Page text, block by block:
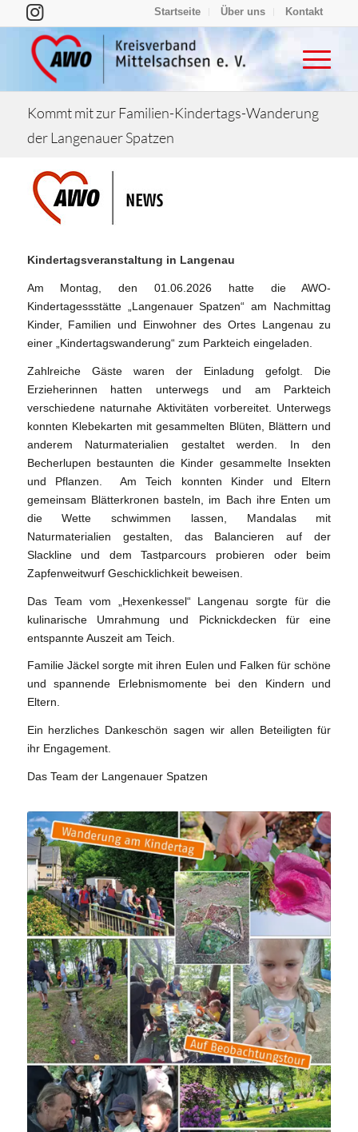
Startseite Über uns Kontakt
Kommt mit zur Familien-Kindertags-Wanderung
der Langenauer Spatzen
Kindertagsveranstaltung in Langenau
Am Montag, den 01.06.2026 hatte die AWO-
Kindertagessstätte „Langenauer Spatzen“ am Nachmittag
Kinder, Familien und Einwohner des Ortes Langenau zu
einer „Kindertagswanderung“ zum Parkteich eingeladen.
Zahlreiche Gäste waren der Einladung gefolgt. Die
Erzieherinnen hatten unterwegs und am Parkteich
verschiedene naturnahe Aktivitäten vorbereitet. Unterwegs
konnten Klebekarten mit gesammelten Blüten, Blättern und
anderem Naturmaterialien gestaltet werden. In den
Becherlupen bestaunten die Kinder gesammelte Insekten
und Pflanzen. Am Teich konnten Kinder und Eltern
gemeinsam Blätterkronen basteln, im Bach ihre Enten um
die Wette schwimmen lassen, Mandalas mit
Naturmaterialien gestalten, das Balancieren auf der
Slackline und dem Tastparcours probieren oder beim
Zapfenweitwurf Geschicklichkeit beweisen.
Das Team vom „Hexenkessel“ Langenau sorgte für die
kulinarische Umrahmung und Picknickdecken für eine
entspannte Auszeit am Teich.
Familie Jäckel sorgte mit ihren Eulen und Falken für schöne
und spannende Erlebnismomente bei den Kindern und
Eltern.
Ein herzliches Dankeschön sagen wir allen Beteiligten für
ihr Engagement.
Das Team der Langenauer Spatzen